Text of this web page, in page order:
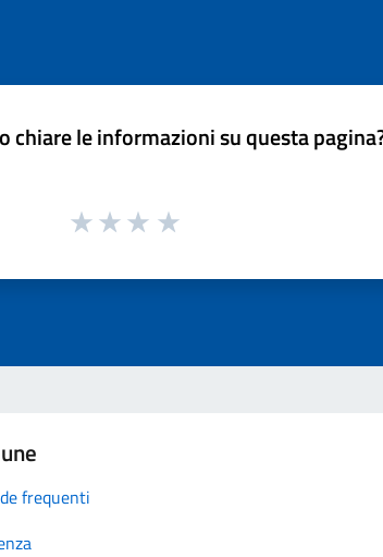
chiare le informazioni su questa
frequenti